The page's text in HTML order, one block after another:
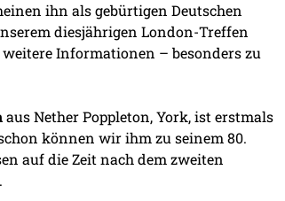
ihn als gebürtigen Deutschen
diesjährigen London-Treffen
Informationen – besonders zu
aus Nether Poppleton, York, ist erstmals
können wir ihm zu seinem 80.
auf die Zeit nach dem zweiten